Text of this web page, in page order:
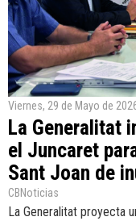
Viernes, 29 de Mayo de
La Generalitat
el Juncaret
Sant Joan de
CBNoticias
La Generalitat proyecta